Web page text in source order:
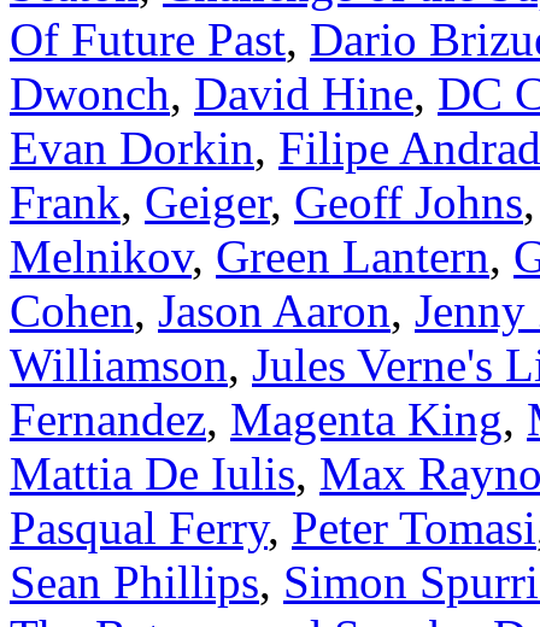
Of Future Past, Dario
Dwonch, David Hine, DC
Evan Dorkin, Filipe
Frank, Geiger, Geoff Johns
Melnikov, Green Lantern,
Cohen, Jason Aaron, Jenny
Williamson, Jules Verne's
Fernandez, Magenta King,
Mattia De Iulis, Max
Pasqual Ferry, Peter Tomasi
Sean Phillips, Simon